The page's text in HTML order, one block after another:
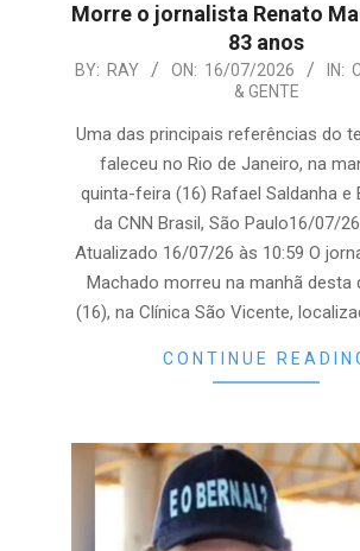
Morre o jornalista Renato
83 anos
2026-
16
BY: RAY ON: 16/07/2026 IN:
& GENTE
Uma das principais referências do
faleceu no Rio de Janeiro, na
quinta-feira (16) Rafael Saldanha e
da CNN Brasil, São Paulo16/07/26
Atualizado 16/07/26 às 10:59 O
Machado morreu na manhã desta
(16), na Clínica São Vicente,
CONTINUE